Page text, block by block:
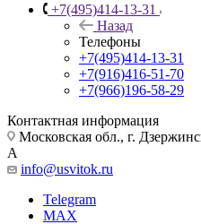
+7(495)414-13-31
Назад
Телефоны
+7(495)414-13-31
+7(916)416-51-70
+7(966)196-58-29
Контактная информация
Московская обл., г.
А
info@usvitok.ru
Telegram
MAX